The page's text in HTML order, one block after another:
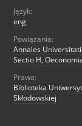
Język:
eng
Powiązania:
Annales
Sectio H,
Prawa:
Biblioteka
Skłodowskiej